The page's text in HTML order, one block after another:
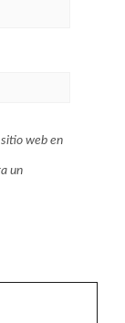
web en
un